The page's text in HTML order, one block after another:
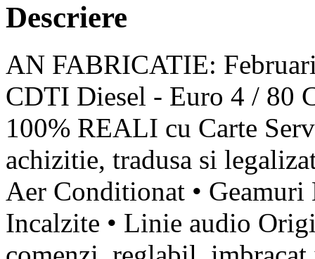
Descriere
AN FABRICATIE:
CDTI Diesel - Euro 4 / 80
100% REALI cu Carte
achizitie, tradusa si
Aer Conditionat •
Incalzite • Linie audio